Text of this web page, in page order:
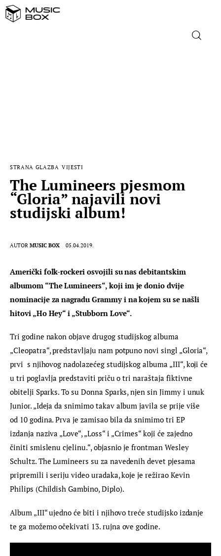
MUSIC BOX
STRANA GLAZBA VIJESTI
The Lumineers pjesmom
“Gloria” najavili novi
studijski album!
AUTOR MUSIC BOX 05.04.2019.
Američki folk-rockeri osvojili su nas debitantskim
albumom “The Lumineers“, koji im je donio dvije
nominacije za nagradu Grammy i na kojem su se našli
hitovi „Ho Hey“ i „Stubborn Love“.
Tri godine nakon objave drugog studijskog albuma
„Cleopatra“, predstavljaju nam potpuno novi singl „Gloria“,
prvi  s njihovog nadolazećeg studijskog albuma „III“, koji će
u tri poglavlja predstaviti priču o tri naraštaja fiktivne
obitelji Sparks. To su Donna Sparks, njen sin Jimmy i unuk
Junior. „Ideja da snimimo takav album javila se prije više
od 10 godina. Prva je zamisao bila da snimimo tri EP
izdanja naziva „Love“, „Loss“ i „Crimes“ koji će zajedno
činiti smislenu cjelinu.“, objasnio je frontman Wesley
Schultz. The Lumineers su za navedenih devet pjesama
pripremili i seriju video uradaka, koje je režirao Kevin
Philips (Childish Gambino, Diplo).
Album „III“ ujedno će biti i njihovo treće studijsko izdanje
te ga možemo očekivati 13. rujna ove godine.